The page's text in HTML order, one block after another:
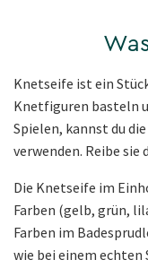
Knetseife ist ein
Knetfiguren basteln
Spielen, kannst du
verwenden. Reibe sie
Die Knetseife im
Farben (gelb, grün,
Farben im
wie bei einem echten